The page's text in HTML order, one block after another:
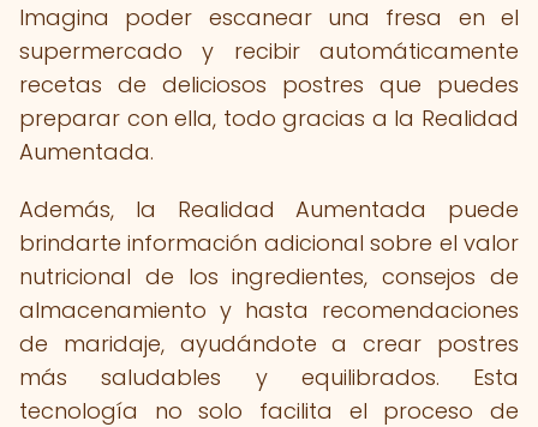
Imagina poder escanear una fresa en el
supermercado y recibir automáticamente
recetas de deliciosos postres que puedes
preparar con ella, todo gracias a la Realidad
Aumentada.
Además, la Realidad Aumentada puede
brindarte información adicional sobre el valor
nutricional de los ingredientes, consejos de
almacenamiento y hasta recomendaciones
de maridaje, ayudándote a crear postres
más saludables y equilibrados. Esta
tecnología no solo facilita el proceso de